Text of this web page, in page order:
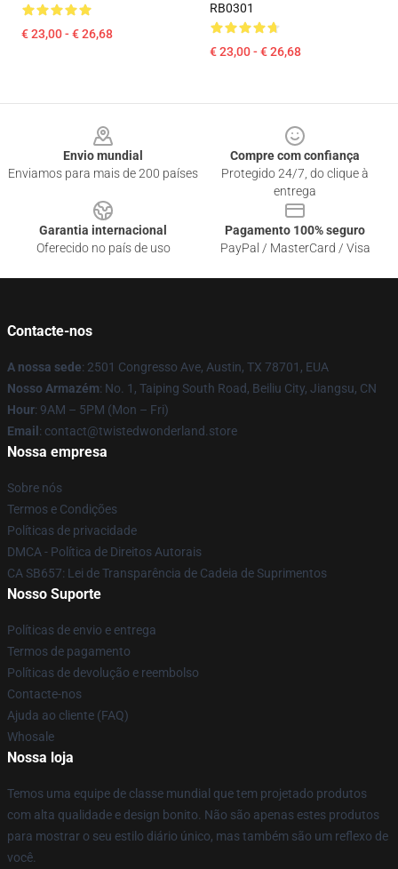
€ 23,00 - € 26,68
RB0301
€ 23,00 - € 26,68
Envio mundial
Enviamos para mais de 200 países
Compre com confiança
Protegido 24/7, do clique à
entrega
Garantia internacional
Oferecido no país de uso
Pagamento 100% seguro
PayPal / MasterCard / Visa
Contacte-nos
A nossa sede: 2501 Congresso Ave, Austin, TX 78701, EUA
Nosso Armazém: No. 1, Taiping South Road, Beiliu City, Jiangsu, CN
Hour: 9AM – 5PM (Mon – Fri)
Email : contact@twistedwonderland.store
Nossa empresa
Sobre nós
Termos e Condições
Políticas de privacidade
DMCA - Política de Direitos Autorais
CA SB657: Lei de Transparência de Cadeia de Suprimentos
Nosso Suporte
Políticas de envio e entrega
Termos de pagamento
Políticas de devolução e reembolso
Contacte-nos
Ajuda ao cliente (FAQ)
Whosale
Nossa loja
Temos uma equipe de classe mundial que tem projetado produtos
com alta qualidade e design bonito. Não são apenas estes produtos
para mostrar o seu estilo diário único, mas também são um reflexo de
você.